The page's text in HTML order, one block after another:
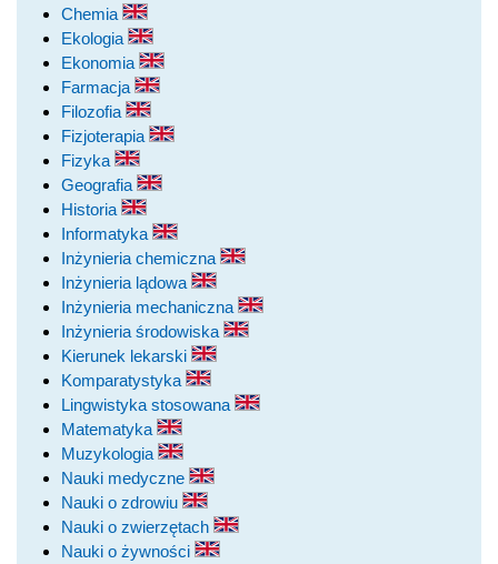
Chemia
Ekologia
Ekonomia
Farmacja
Filozofia
Fizjoterapia
Fizyka
Geografia
Historia
Informatyka
Inżynieria chemiczna
Inżynieria lądowa
Inżynieria mechaniczna
Inżynieria środowiska
Kierunek lekarski
Komparatystyka
Lingwistyka stosowana
Matematyka
Muzykologia
Nauki medyczne
Nauki o zdrowiu
Nauki o zwierzętach
Nauki o żywności